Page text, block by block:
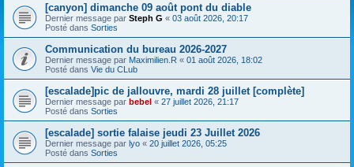
[canyon] dimanche 09 août pont du diable
Dernier message par Steph G « 03 août 2026, 20:17
Posté dans Sorties
Communication du bureau 2026-2027
Dernier message par Maximilien.R « 01 août 2026, 18:02
Posté dans Vie du CLub
[escalade]pic de jallouvre, mardi 28 juillet [complète]
Dernier message par bebel « 27 juillet 2026, 21:17
Posté dans Sorties
[escalade] sortie falaise jeudi 23 Juillet 2026
Dernier message par lyo « 20 juillet 2026, 05:25
Posté dans Sorties